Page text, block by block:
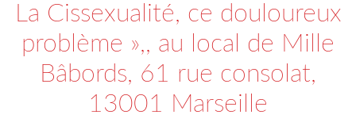
La Cissexualité, ce douloureux
problème »,, au local de Mille
Bâbords, 61 rue consolat,
13001 Marseille